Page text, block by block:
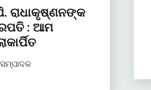
ରାଧାକୃଷ୍ଣନଙ୍କ
: ଆମ